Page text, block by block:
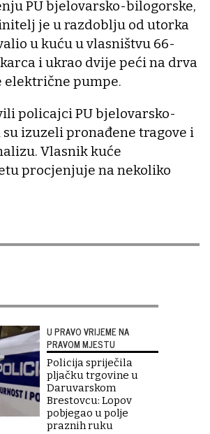
PU bjelovarsko-bilogorske,
je u razdoblju od utorka
u kuću u vlasništvu 66-
i ukrao dvije peći na drva
električne pumpe.
policajci PU bjelovarsko-
izuzeli pronađene tragove i
Vlasnik kuće
procjenjuje na nekoliko
U PRAVO VRIJEME NA
PRAVOM MJESTU
Policija spriječila
pljačku trgovine u
Daruvarskom
Brestovcu: Lopov
pobjegao u polje
praznih ruku